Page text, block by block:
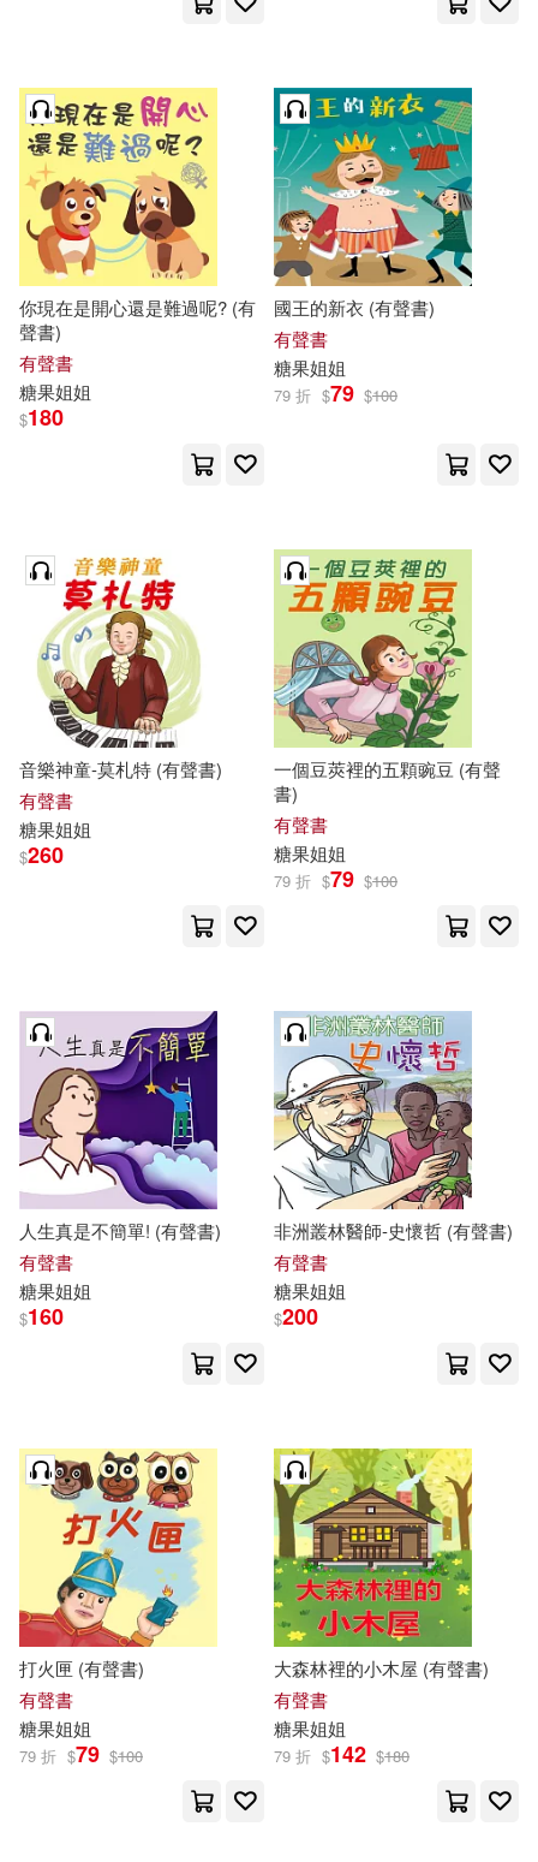
你現在是開心還是難過呢? (有
聲書)
有聲書
糖果姐姐
$180
國王的新衣 (有聲書)
有聲書
糖果姐姐
79 折 $79 $100
音樂神童-莫札特 (有聲書)
有聲書
糖果姐姐
$260
一個豆莢裡的五顆豌豆 (有聲
書)
有聲書
糖果姐姐
79 折 $79 $100
人生真是不簡單! (有聲書)
有聲書
糖果姐姐
$160
非洲叢林醫師-史懷哲 (有聲書)
有聲書
糖果姐姐
$200
打火匣 (有聲書)
有聲書
糖果姐姐
79 折 $79 $100
大森林裡的小木屋 (有聲書)
有聲書
糖果姐姐
79 折 $142 $180